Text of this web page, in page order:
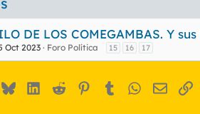
DE LOS COMEGAMBAS. Y
Oct 2023 Foro Política 15 16 17
BlueskyLinkedIn
Reddit Pinterest
Tumblr WhatsApp
Email